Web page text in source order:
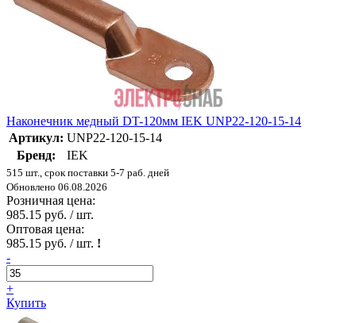
Наконечник медный DT-120мм IEK UNP22-120-15-14
Артикул: UNP22-120-15-14
Бренд:
IEK
515 шт., срок поставки 5-7 раб. дней
Обновлено 06.08.2026
Розничная цена:
985.15 руб. / шт.
Оптовая цена:
985.15 руб. / шт. !
-
+
Купить